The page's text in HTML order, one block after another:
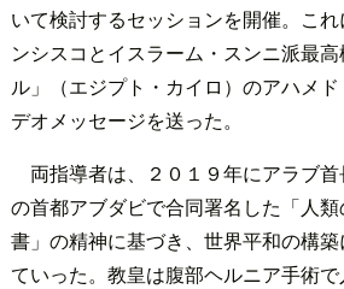
いて検討するセッションを開催。こ
ンシスコとイスラーム・スンニ派最
ル」（エジプト・カイロ）のアハメ
デオメッセージを送った。
両指導者は、２０１９年にアラブ首
の首都アブダビで合同署名した「人
書」の精神に基づき、世界平和の構
ていった。教皇は腹部ヘルニア手術で